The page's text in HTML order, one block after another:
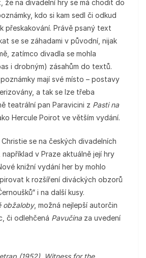
že na divadelní hry se má chodit do
kdo si kam sedl či odkud
přeskakování. Právě psaný text
se se záhadami v původní, nijak
zatímco divadla se mohla
i drobným) zásahům do textů.
mají své místo – postavy
a tak se lze třeba
teatrální pan Paravicini z Pasti na
Hercule Poirot ve větším vydání.
se na českých divadelních
v Praze aktuálně její hry
knižní vydání her by mohlo
k rozšíření diváckých obzorů
i na další kusy.
obžaloby, možná nejlepší autorčin
či odlehčená Pavučina za uvedení
(1952), Witness for the